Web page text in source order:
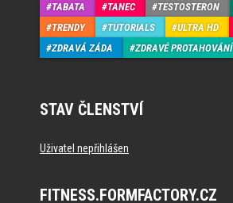
TABATA
TANEC TESTOSTERON
TRENDY
TUTORIALS ULTRA HD
ZDRAVÁ ZÁDA
ZDRAVÉ PROTAHOVÁNÍ
STAV ČLENSTVÍ
Uživatel nepřihlášen
FITNESS.FORMFACTORY.CZ